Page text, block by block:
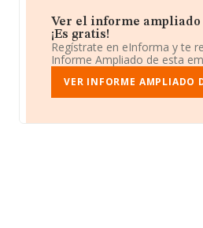
Ver el informe ampliado
¡Es gratis!
Regístrate en eInforma y te
Informe Ampliado de esta
VER INFORME AMPLIADO